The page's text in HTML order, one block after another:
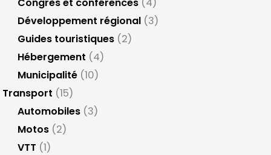
Développement régional(3)
Guides touristiques(2)
Hébergement (4)
Municipalité(10)
Transport (15)
Automobiles(3)
Motos(2)
VTT (1)